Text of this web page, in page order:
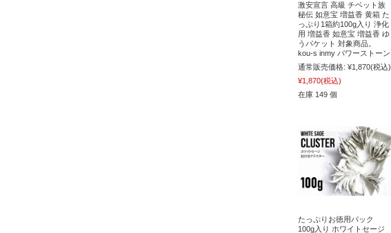
激安宣言 高級 チベット族
秘伝 如意宝 増益香 黄箱 た
っぷり1箱約100g入り 浄化
用 増益香 如意宝 増益香 ゆ
うパケット 対象商品。
kou-s inmy パワーストーン
通常販売価格: ¥1,870(税込)
¥1,870(税込)
在庫 149 個
たっぷりお徳用パック
100g入り ホワイトセージ